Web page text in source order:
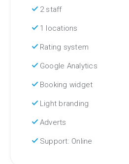
check 2 staff
check 1 locations
check Rating system
check Google Analytics
check Booking widget
check Light branding
check Adverts
check Support: Online